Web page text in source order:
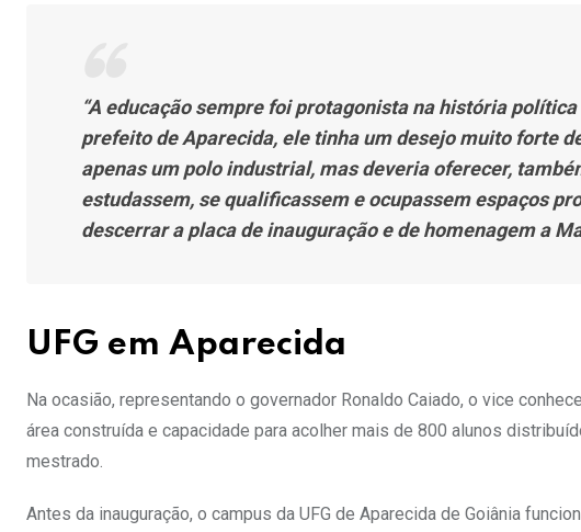
“A educação sempre foi protagonista na história
prefeito de Aparecida, ele tinha um desejo muito forte
apenas um polo industrial, mas deveria oferecer,
estudassem, se qualificassem e ocupassem espaços
descerrar a placa de inauguração e de homenagem a
UFG em Aparecida
Na ocasião, representando o governador Ronaldo Caiado, o vice
área construída e capacidade para acolher mais de 800 alunos
mestrado.
Antes da inauguração, o campus da UFG de Aparecida de Goiânia